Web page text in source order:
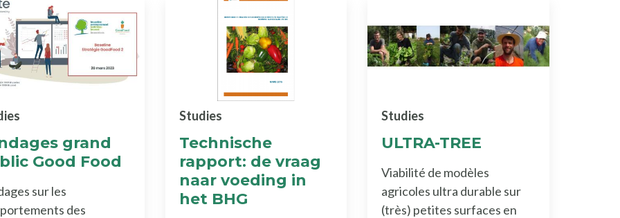
grand
Good Food
sur les
des
Technische
rapport: de vraag
naar voeding in
het BHG
Studies
ULTRA-TREE
Studies
Viabilité de modèles
agricoles ultra durable sur
(très) petites surfaces en